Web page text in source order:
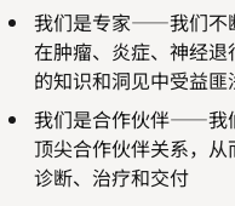
我们是专家——我们不
在肿瘤、炎症、神经
的知识和洞见中受益匪
我们是合作伙伴——我
顶尖合作伙伴关系，
诊断、治疗和交付